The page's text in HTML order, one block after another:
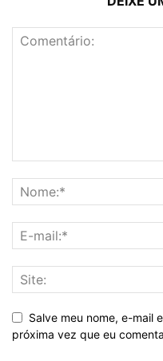
Salve meu nome, e-mail
próxima vez que eu